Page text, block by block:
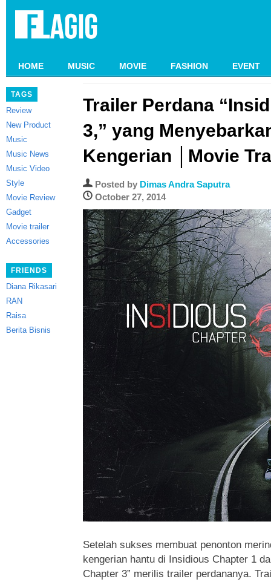
HOME MUSIC MOVIE FASHION EVENT
TAGS
Review
New Product
Music
Music News
Music Video
Style
Movie Review
Gadget
Movie trailer
Accessories
FRIENDS
Diana Rikasari
RAN
Raisa
Berita Bisnis
Trailer Perdana
3,” yang
Kengerian │Movie
Posted by Dimas Andra Saputra
October 27, 2014
Setelah sukses membuat penonton
kengerian hantu di Insidious Chapter 1
Chapter 3” merilis trailer perdananya.